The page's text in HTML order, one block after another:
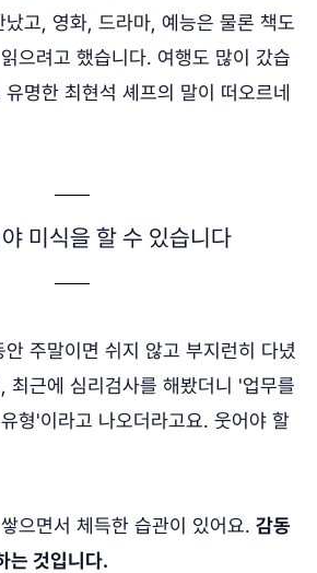
고, 영화, 드라마, 예능은 물론 책도
으려고 했습니다. 여행도 많이 갔습
명한 최현석 셰프의 말이 떠오르네
미식을 할 수 있습니다
주말이면 쉬지 않고 부지런히 다녔
최근에 심리검사를 해봤더니 '업무를
형'이라고 나오더라고요. 웃어야 할
으면서 체득한 습관이 있어요. 감동
는 것입니다.